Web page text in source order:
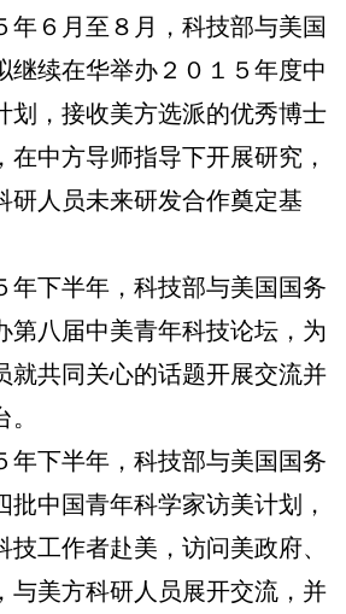
６月至８月，科技部与美国
继续在华举办２０１５年度中
划，接收美方选派的优秀博士
中方导师指导下开展研究，
研人员未来研发合作奠定基
下半年，科技部与美国国务
第八届中美青年科技论坛，为
就共同关心的话题开展交流并
下半年，科技部与美国国务
中国青年科学家访美计划，
工作者赴美，访问美政府、
与美方科研人员展开交流，并